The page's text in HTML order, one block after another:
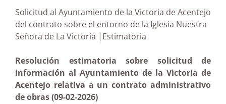
Solicitud al Ayuntamiento de la Victoria de Acentejo
del contrato sobre el entorno de la Iglesia Nuestra
Señora de La Victoria |Estimatoria
Resolución estimatoria sobre solicitud de
información al Ayuntamiento de la Victoria de
Acentejo relativa a un contrato administrativo
de obras (09-02-2026)